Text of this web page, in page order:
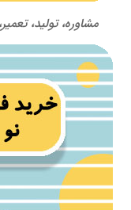
مشاوره، تولید،